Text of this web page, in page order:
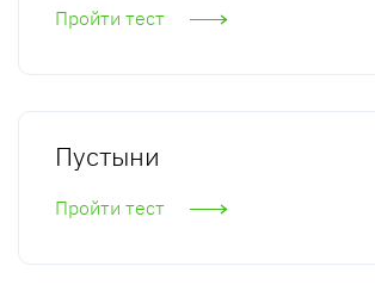
Пройти тест
Пустыни
Пройти тест